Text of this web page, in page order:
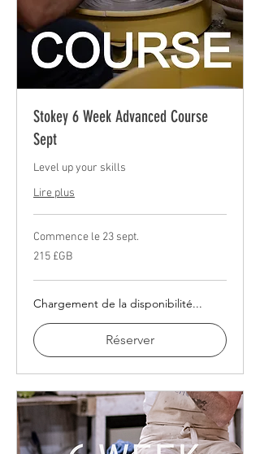
Stokey 6 Week Advanced Course
Sept
Level up your skills
Lire plus
Commence le 23 sept.
215
livres
215 £GB
Chargement de la disponibilité...
Réserver